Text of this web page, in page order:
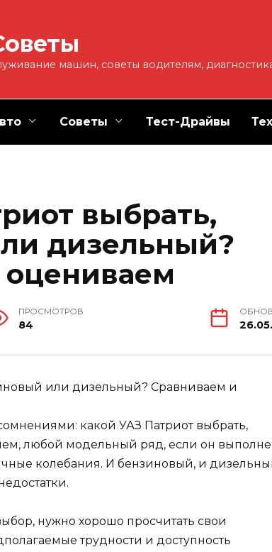
машин, советы водителям,
Советы Тест-Драйвы
выбрать,
дизельный?
ПРОСМОТРОВ
84
какой УАЗ Патриот выбрать,
любой модельный ряд, если он
колебания. И бензиновый, и
нужно хорошо просчитать свои
трудности и доступность